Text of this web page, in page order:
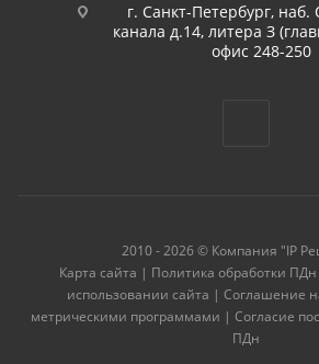
г. Санкт-Петербург, наб.
канала д.14, литера З
офис 248-250
2010 - 2026 © Компания "IP
Карта сайта | Политика обработки ПДн
использовании сайта | Соглашение
метрическими программами | Согласие
ПДн